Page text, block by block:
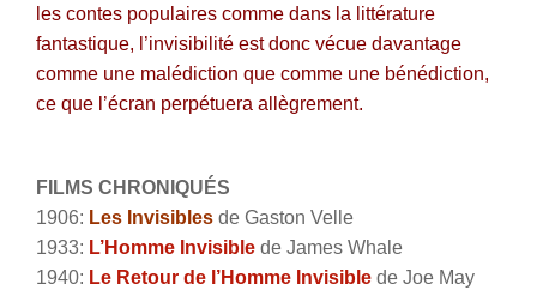
les contes populaires comme dans la littérature
fantastique, l’invisibilité est donc vécue davantage
comme une malédiction que comme une bénédiction,
ce que l’écran perpétuera allègrement.
FILMS CHRONIQUÉS
1906: Les Invisibles de Gaston Velle
1933: L’Homme Invisible de James Whale
1940: Le Retour de l’Homme Invisible de Joe May